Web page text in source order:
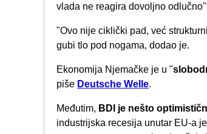
vlada ne reagira dovoljno
"Ovo nije ciklički pad, već
gubi tlo pod nogama, dodao je.
Ekonomija Njemačke je u "
piše Deutsche Welle.
Međutim, BDI je nešto
industrijska recesija unutar EU-a